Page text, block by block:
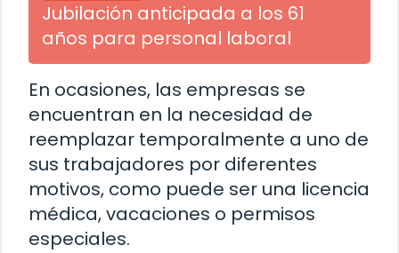
Jubilación anticipada a los 61
años para personal laboral
En ocasiones, las empresas se
encuentran en la necesidad de
reemplazar temporalmente a uno de
sus trabajadores por diferentes
motivos, como puede ser una licencia
médica, vacaciones o permisos
especiales.